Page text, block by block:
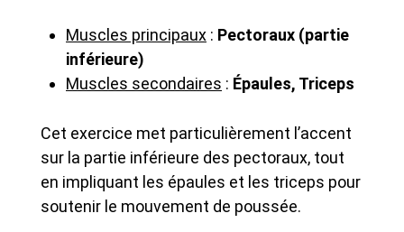
Muscles principaux : Pectoraux (partie
inférieure)
Muscles secondaires : Épaules, Triceps
Cet exercice met particulièrement l’accent
sur la partie inférieure des pectoraux, tout
en impliquant les épaules et les triceps pour
soutenir le mouvement de poussée.